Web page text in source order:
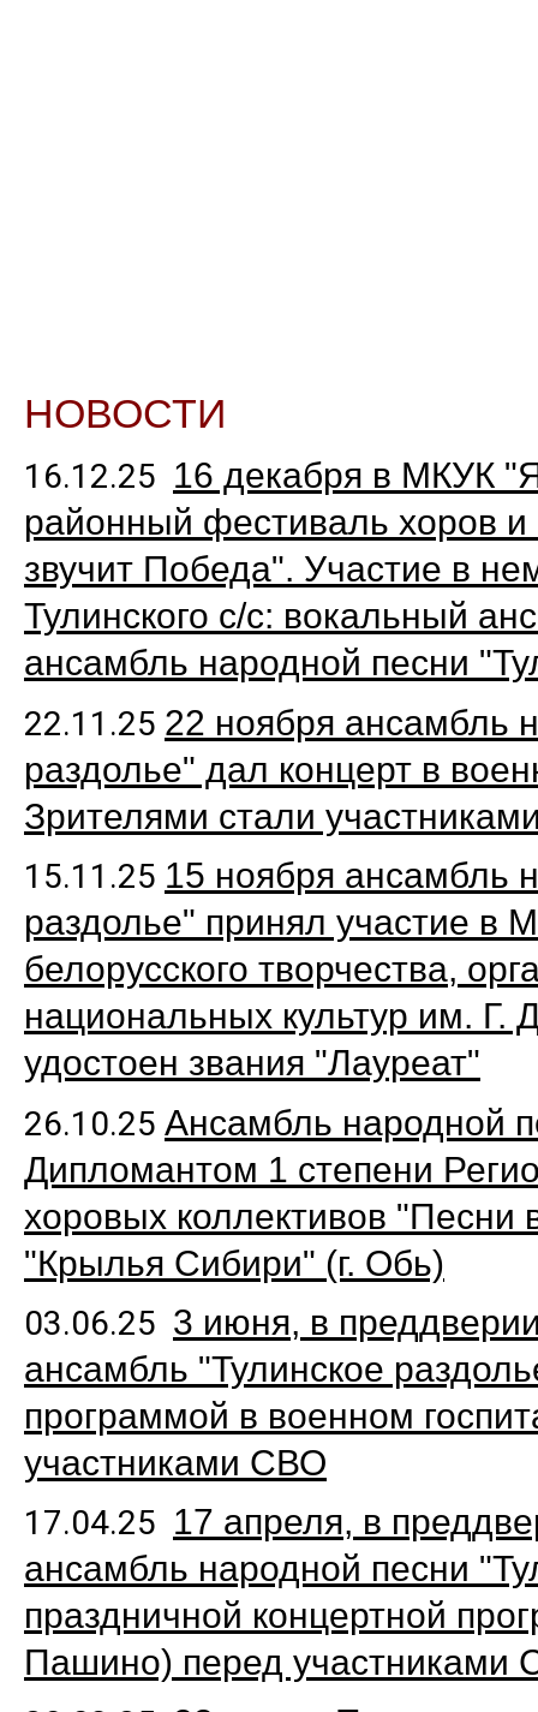
НОВОСТИ
16.12.25 16 декабря в МКУК
районный фестиваль хоров и
звучит Победа". Участие в
Тулинского с/с: вокальный
ансамбль народной песни
22.11.25 22 ноября ансамбль
раздолье" дал концерт в
Зрителями стали
15.11.25 15 ноября ансамбль
раздолье" принял участие в
белорусского творчества,
национальных культур им. Г.
удостоен звания "Лауреат"
26.10.25 Ансамбль народной
Дипломантом 1 степени
хоровых коллективов
"Крылья Сибири" (г. Обь)
03.06.25 3 июня, в
ансамбль "Тулинское
программой в военном
участниками СВО
17.04.25 17 апреля, в
ансамбль народной песни
праздничной концертной
Пашино) перед участниками